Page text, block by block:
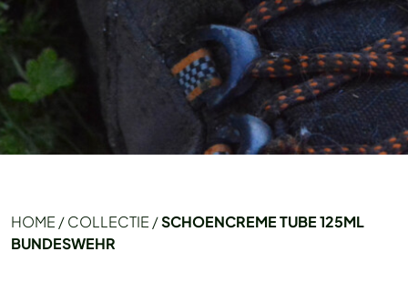
HOME /COLLECTIE /SCHOENCREME TUBE 125ML
BUNDESWEHR